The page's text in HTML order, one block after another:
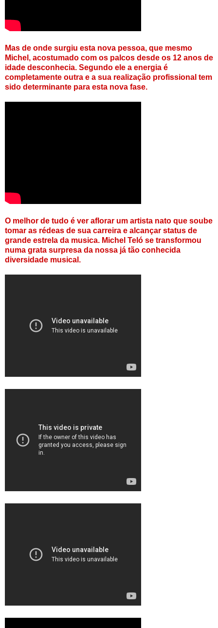
Mas de onde surgiu esta nova pessoa, que mesmo
Michel, acostumado com os palcos desde os 12 anos de
idade desconhecia. Segundo ele a energia é
completamente outra e a sua realização profissional tem
sido determinante para esta nova fase.
O melhor de tudo é ver aflorar um artista nato que soube
tomar as rédeas de sua carreira e alcançar status de
grande estrela da musica. Michel Teló se transformou
numa grata surpresa da nossa já tão conhecida
diversidade musical.